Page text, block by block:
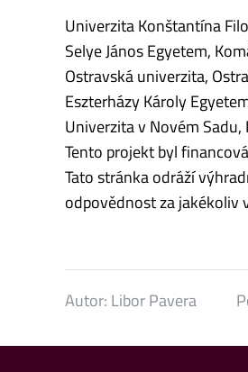
Univerzita Konštantína
Selye János Egyetem,
Ostravská univerzita,
Eszterházy Károly
Univerzita v Novém Sadu,
Tento projekt byl
Tato stránka odráží
odpovědnost za jakékoliv
Autor: Libor Pavera